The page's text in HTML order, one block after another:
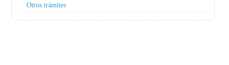
Otros trámites